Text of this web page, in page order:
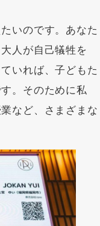
いのです。あなた
人が自己犠牲を
いれば、子どもた
。そのために私
など、さまざまな